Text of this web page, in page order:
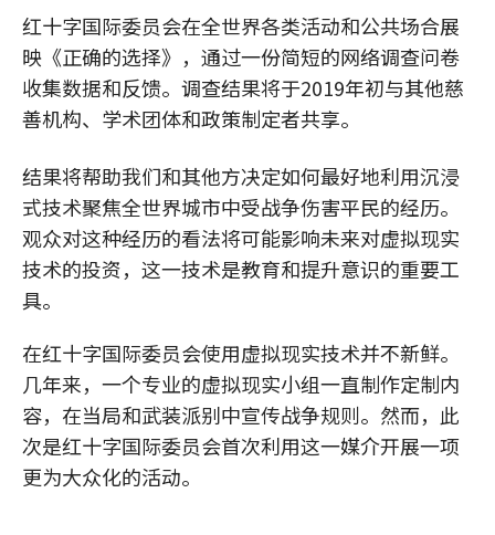
红十字国际委员会在全世界各类活动和公共场合展
映《正确的选择》，通过一份简短的网络调查问卷
收集数据和反馈。调查结果将于2019年初与其他慈
善机构、学术团体和政策制定者共享。
结果将帮助我们和其他方决定如何最好地利用沉浸
式技术聚焦全世界城市中受战争伤害平民的经历。
观众对这种经历的看法将可能影响未来对虚拟现实
技术的投资，这一技术是教育和提升意识的重要工
具。
在红十字国际委员会使用虚拟现实技术并不新鲜。
几年来，一个专业的虚拟现实小组一直制作定制内
容，在当局和武装派别中宣传战争规则。然而，此
次是红十字国际委员会首次利用这一媒介开展一项
更为大众化的活动。